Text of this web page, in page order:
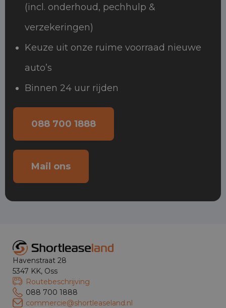
(incl. onderhoud, pechhulp &
verzekeringen)
Keuze uit onze ruime voorraad nieuwe
auto’s
Binnen 24 uur rijden
088 700 1888
Mail ons
Havenstraat 28
5347 KK, Oss
Routebeschrijving
088 700 1888
commercie@shortleaseland.nl